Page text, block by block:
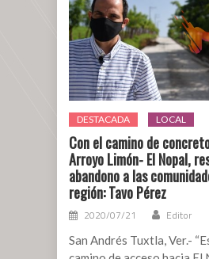
DESTACADA LOCAL
Con el camino de
Arroyo Limón- El Nopal,
abandono a las
región: Tavo Pérez
2020/07/21 Editor
San Andrés Tuxtla, Ver.-